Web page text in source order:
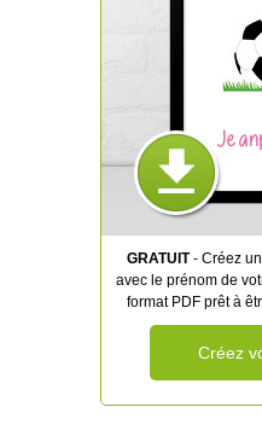
GRATUIT- Créez
avec le prénom de
format PDF prêt à
Créez